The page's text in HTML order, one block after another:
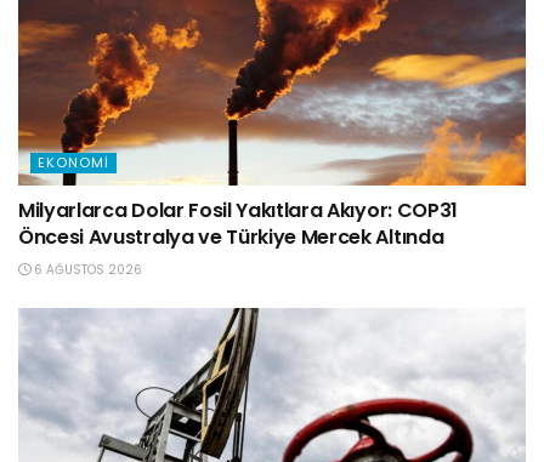
EKONOMI
Milyarlarca Dolar Fosil Yakıtlara Akıyor: COP31
Öncesi Avustralya ve Türkiye Mercek Altında
6 AĞUSTOS 2026